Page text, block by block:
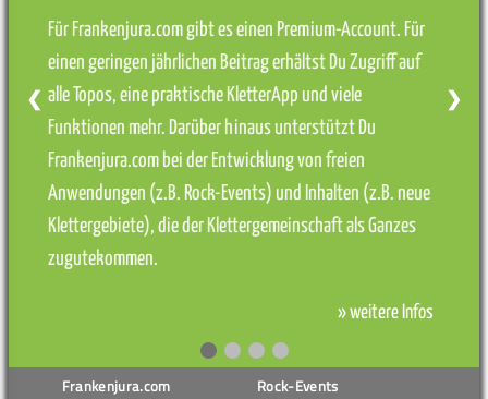
Für Frankenjura.com gibt es einen Premium-Account. Für
einen geringen jährlichen Beitrag erhältst Du Zugriff auf
alle Topos, eine praktische KletterApp und viele
Funktionen mehr. Darüber hinaus unterstützt Du
Frankenjura.com bei der Entwicklung von freien
Anwendungen (z.B. Rock-Events) und Inhalten (z.B. neue
Klettergebiete), die der Klettergemeinschaft als Ganzes
zugutekommen.
» weitere Infos
❮ ❯
Frankenjura.com Rock-Events